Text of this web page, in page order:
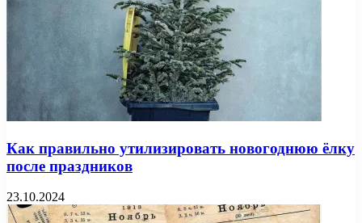
Как правильно утилизировать новогоднюю ёлку
после праздников
23.10.2024